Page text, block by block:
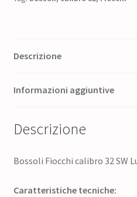
Descrizione
Informazioni aggiuntive
Descrizione
Bossoli Fiocchi calibro 32 SW
Caratteristiche tecniche: